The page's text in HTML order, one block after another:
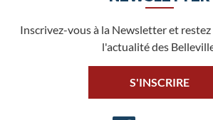
Inscrivez-vous à la Newsletter et
l'actualité des
S'INSCRIRE